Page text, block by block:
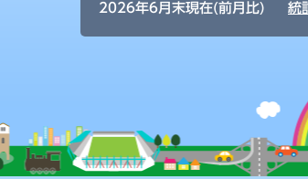
2026年6月末現在(前月比) 統